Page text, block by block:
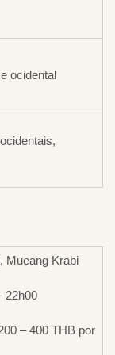
ocidental
Mueang Krabi
22h00
– 400 THB por